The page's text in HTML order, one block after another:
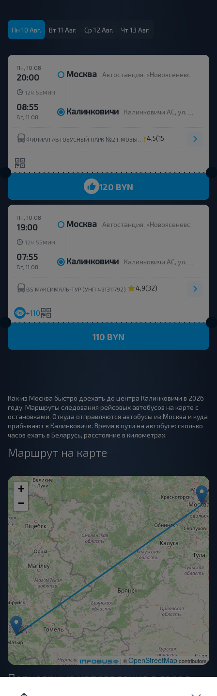
Пн 10 Авг. Вт 11 Авг. Ср 12 Авг. Чт 13 Авг.
Пн, 10.08
20:00 Москва Автостанция, «Новоясеневская», Новоясеневский тупик 4
12ч 55 мин
Вт, 11.08
08:55 Калинковичи Калинковичи АС, ул. 50 лет Октября 83, корпус 1 Калинковичи,
4,5(15)
120 BYN
Пн, 10.08
19:00 Москва Автостанция, «Новоясеневская», Новоясеневский тупик 4
12ч 55 мин
Вт, 11.08
07:55 Калинковичи Калинковичи АС, ул. 50 лет Октября 83, корпус 1 Калинковичи,
BS МАКСИМАЛЬ-ТУР (УНП 491311792) 4,9(32)
+110
110 BYN
Как из Москва быстро доехать до центра Калинковичи в 2026
году. Маршруты следования рейсовых автобусов на карте с
остановками. Откуда отправляются автобусы из Москва и куда
прибывают в Калинковичи. Время в пути на автобусе: сколько
часов ехать в Беларусь, расстояние в километрах.
Маршрут на карте
+
−
| ©OpenStreetMapcontributors
Популярные направления в город